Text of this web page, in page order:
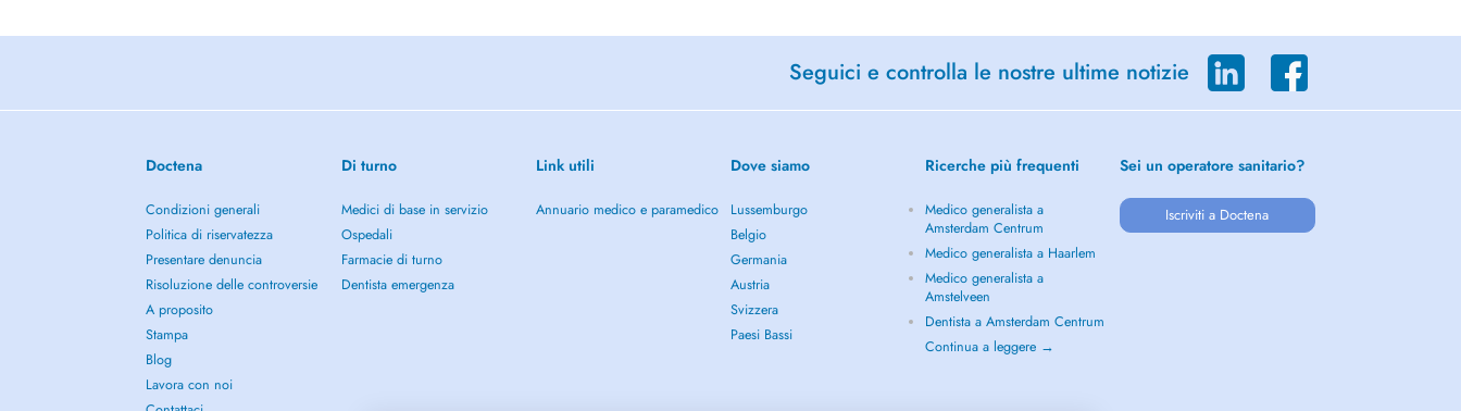
Seguici e controlla le nostre ultime notizie
Doctena
Condizioni generali
Politica di riservatezza
Presentare denuncia
Risoluzione delle controversie
A proposito
Stampa
Blog
Lavora con noi
Di turno
Medici di base in servizio
Ospedali
Farmacie di turno
Dentista emergenza
Link utili
Annuario medico e paramedico
Dove siamo
Lussemburgo
Belgio
Germania
Austria
Svizzera
Paesi Bassi
Ricerche più frequenti
Medico generalista a
Amsterdam Centrum
Medico generalista a Haarlem
Medico generalista a
Amstelveen
Dentista a Amsterdam Centrum
Continua a leggere →
Sei un operatore sanitario?
Iscriviti a Doctena